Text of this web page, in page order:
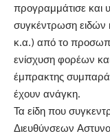
προγραμμάτισε και
συγκέντρωση ειδών
κ.α.) από το
ενίσχυση φορέων
έμπρακτης
έχουν ανάγκη.
Τα είδη που
Διευθύνσεων